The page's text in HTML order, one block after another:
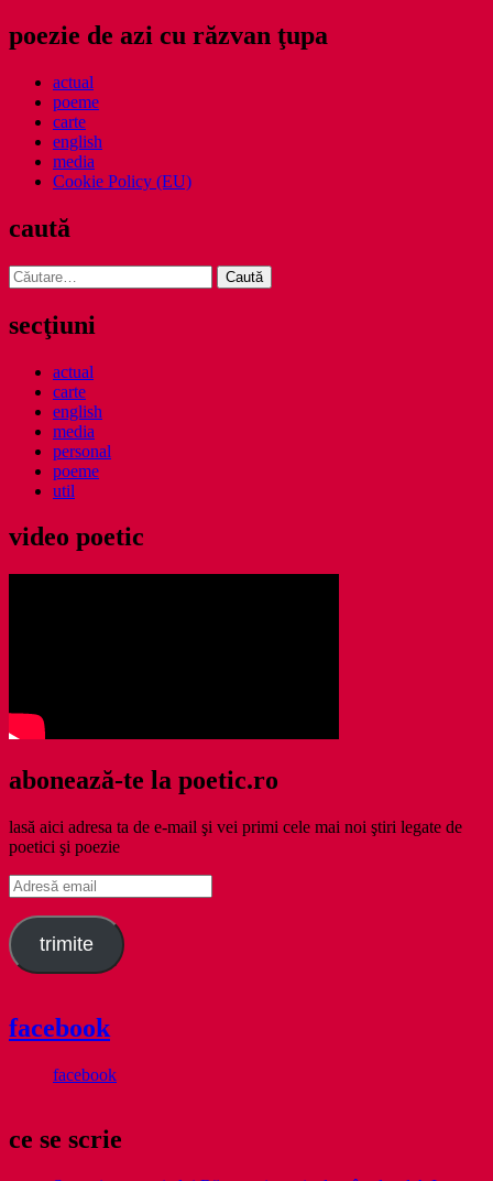
poezie de azi cu răzvan ţupa
actual
poeme
carte
english
media
Cookie Policy (EU)
caută
Caută
după:
secţiuni
actual
carte
english
media
personal
poeme
util
video poetic
abonează-te la poetic.ro
lasă aici adresa ta de e-mail şi vei primi cele mai noi ştiri legate de
poetici şi poezie
Adresă
email
trimite
facebook
facebook
ce se scrie